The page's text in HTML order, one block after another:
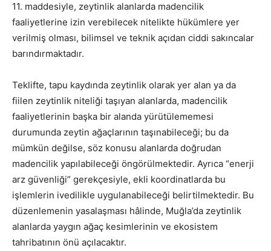
11. maddesiyle, zeytinlik alanlarda madencilik
faaliyetlerine izin verebilecek nitelikte hükümlere yer
verilmiş olması, bilimsel ve teknik açıdan ciddi sakıncalar
barındırmaktadır.
Teklifte, tapu kaydında zeytinlik olarak yer alan ya da
fiilen zeytinlik niteliği taşıyan alanlarda, madencilik
faaliyetlerinin başka bir alanda yürütülememesi
durumunda zeytin ağaçlarının taşınabileceği; bu da
mümkün değilse, söz konusu alanlarda doğrudan
madencilik yapılabileceği öngörülmektedir. Ayrıca “enerji
arz güvenliği” gerekçesiyle, ekli koordinatlarda bu
işlemlerin ivedilikle uygulanabileceği belirtilmektedir. Bu
düzenlemenin yasalaşması hâlinde, Muğla’da zeytinlik
alanlarda yaygın ağaç kesimlerinin ve ekosistem
tahribatının önü açılacaktır.